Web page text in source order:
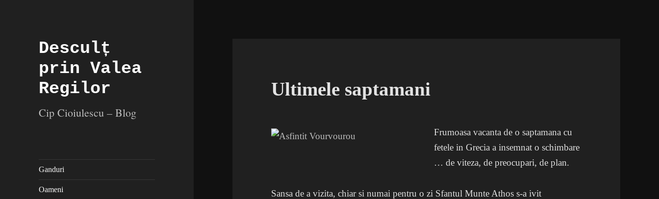
Desculț
prin Valea
Regilor
Cip Cioiulescu – Blog
Ganduri
Oameni
Ultimele saptamani
Frumoasa vacanta de o saptamana cu
fetele in Grecia a insemnat o schimbare
… de viteza, de preocupari, de plan.
Sansa de a vizita, chiar si numai pentru o zi Sfantul Munte Athos s-a ivit